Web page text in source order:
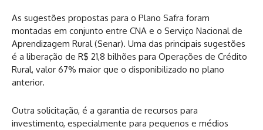
As sugestões propostas para o Plano Safra foram
montadas em conjunto entre CNA e o Serviço Nacional de
Aprendizagem Rural (Senar). Uma das principais sugestões
é a liberação de R$ 21,8 bilhões para Operações de Crédito
Rural, valor 67% maior que o disponibilizado no plano
anterior.
Outra solicitação, é a garantia de recursos para
investimento, especialmente para pequenos e médios